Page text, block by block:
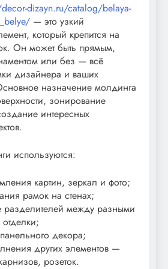
dizayn.ru/catalog/belaya-
— это узкий
который крепится на
Он может быть прямым,
или без — всё
дизайнера и ваших
назначение молдинга
зонирование
интересных
используются:
картин, зеркал и фото;
рамок на стенах;
разделителей между разными
декора;
других элементов —
розеток.